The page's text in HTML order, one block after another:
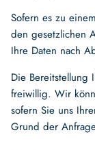
Sofern es zu
den gesetzlichen
Ihre Daten nach
Die Bereitstellung
freiwillig. Wir
sofern Sie uns
Grund der